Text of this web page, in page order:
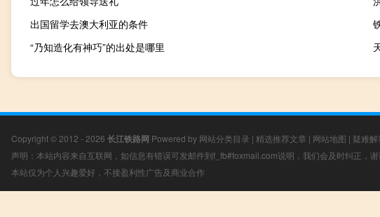
出国留学去澳大利亚的条件
“乃知造化有神巧”的出处是哪里
Copyright © 2012 - 2026 长江铁路网 Powered by 网站分类目录 | 精选推荐文章 | 网站地图 | 疑难解
声明：本站内容来自互联网，如信息有错误可发邮件到f_fb#foxmail.com说明，我们会及时纠正，谢
本站仅为个人兴趣爱好，不接盈利性广告及商业合作